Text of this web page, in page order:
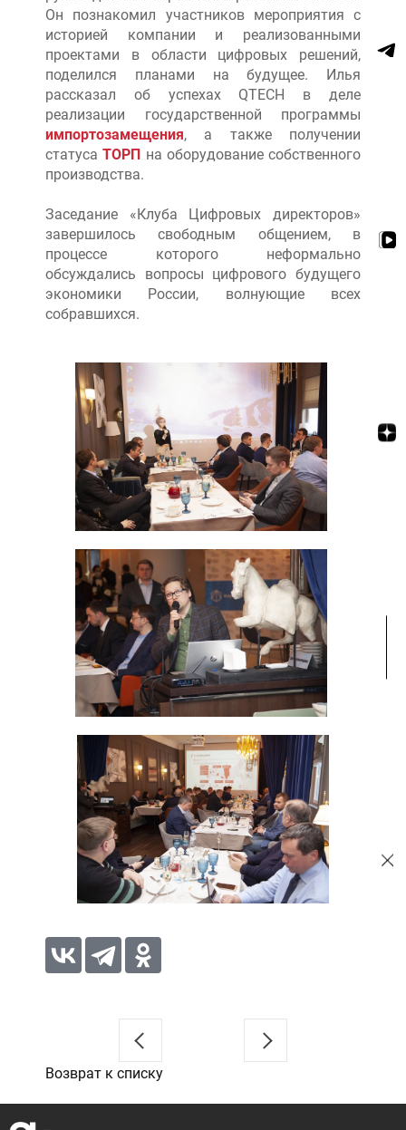
Он познакомил участников мероприятия с
историей компании и реализованными
проектами в области цифровых решений,
поделился планами на будущее. Илья
рассказал об успехах QTECH в деле
реализации государственной программы
импортозамещения, а также получении
статусаТОРП на оборудование собственного
производства.
Заседание «Клуба Цифровых директоров»
завершилось свободным общением, в
процессе которого неформально
обсуждались вопросы цифрового будущего
экономики России, волнующие всех
собравшихся.
Возврат к списку